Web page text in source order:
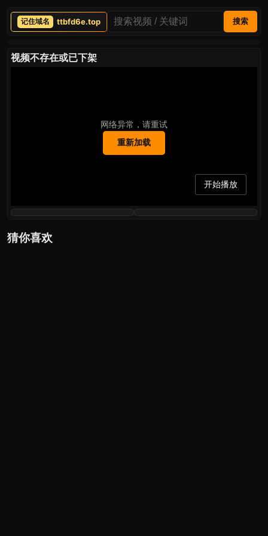
ttbfd6e.top 搜索
视频不存在或已下架
网络异常，请重试
重新加载
开始播放
猜你喜欢